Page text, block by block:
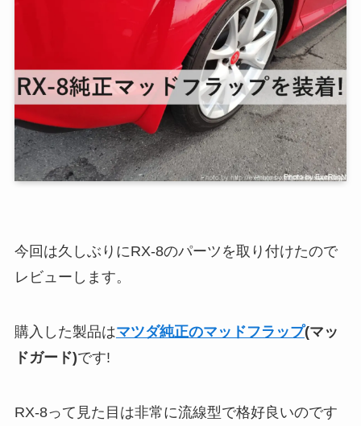
今回は久しぶりにRX-8のパーツを取り付けたので
レビューします。
購入した製品はマツダ純正のマッドフラップ(マッ
ドガード)です!
RX-8って見た目は非常に流線型で格好良いのです